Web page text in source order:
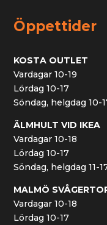
Öppettider
KOSTA OUTLET
Vardagar 10-19
Lördag 10-17
Söndag, helgdag 10-
ÄLMHULT VID IKEA
Vardagar 10-18
Lördag 10-17
Söndag, helgdag 11-
MALMÖ
Vardagar 10-18
Lördag 10-17